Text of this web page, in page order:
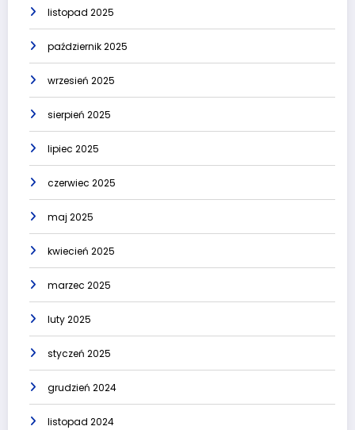
listopad 2025
październik 2025
wrzesień 2025
sierpień 2025
lipiec 2025
czerwiec 2025
maj 2025
kwiecień 2025
marzec 2025
luty 2025
styczeń 2025
grudzień 2024
listopad 2024